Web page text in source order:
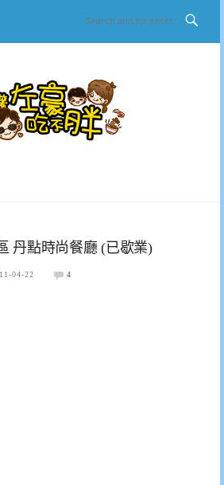
丹點時尚餐廳 (已歇業)
04-22 4